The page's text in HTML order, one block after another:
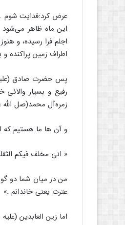
عرض کرد:‌فدایت شوم
این ماه ظاهر
اجلم فرا رسیده، و
اطراف زمین پراکنده
پس حضرت صادق (علیه
رفیع و بسیار
زمره‌آل محمد(صل
و آن ها ما هستیم که
« انی مخلف فیکم
من در میان شما دو
عترت یعنی خاندانم .»
اما زین العابدین